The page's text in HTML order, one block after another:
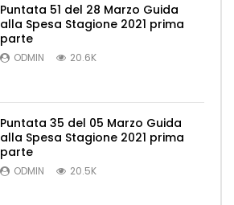
Puntata 51 del 28 Marzo Guida
alla Spesa Stagione 2021 prima
parte
ODMIN 20.6K
Puntata 35 del 05 Marzo Guida
alla Spesa Stagione 2021 prima
parte
ODMIN 20.5K